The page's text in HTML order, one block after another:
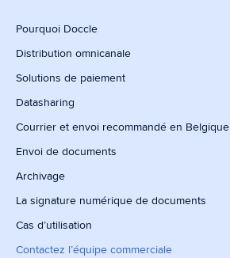
Pourquoi Doccle
Distribution omnicanale
Solutions de paiement
Datasharing
Courrier et envoi recommandé en Belgique
Envoi de documents
Archivage
La signature numérique de documents
Cas d’utilisation
Contactez l’équipe commerciale